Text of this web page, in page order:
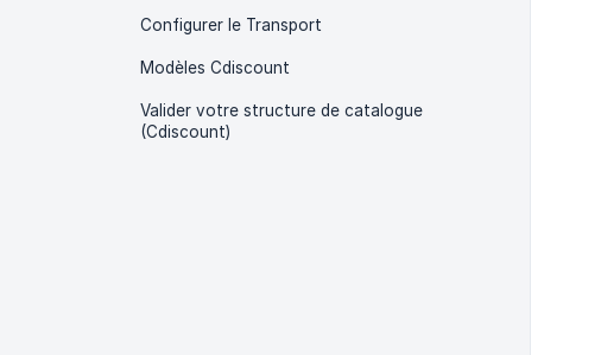
Configurer le Transport
Modèles Cdiscount
Valider votre structure de catalogue
(Cdiscount)